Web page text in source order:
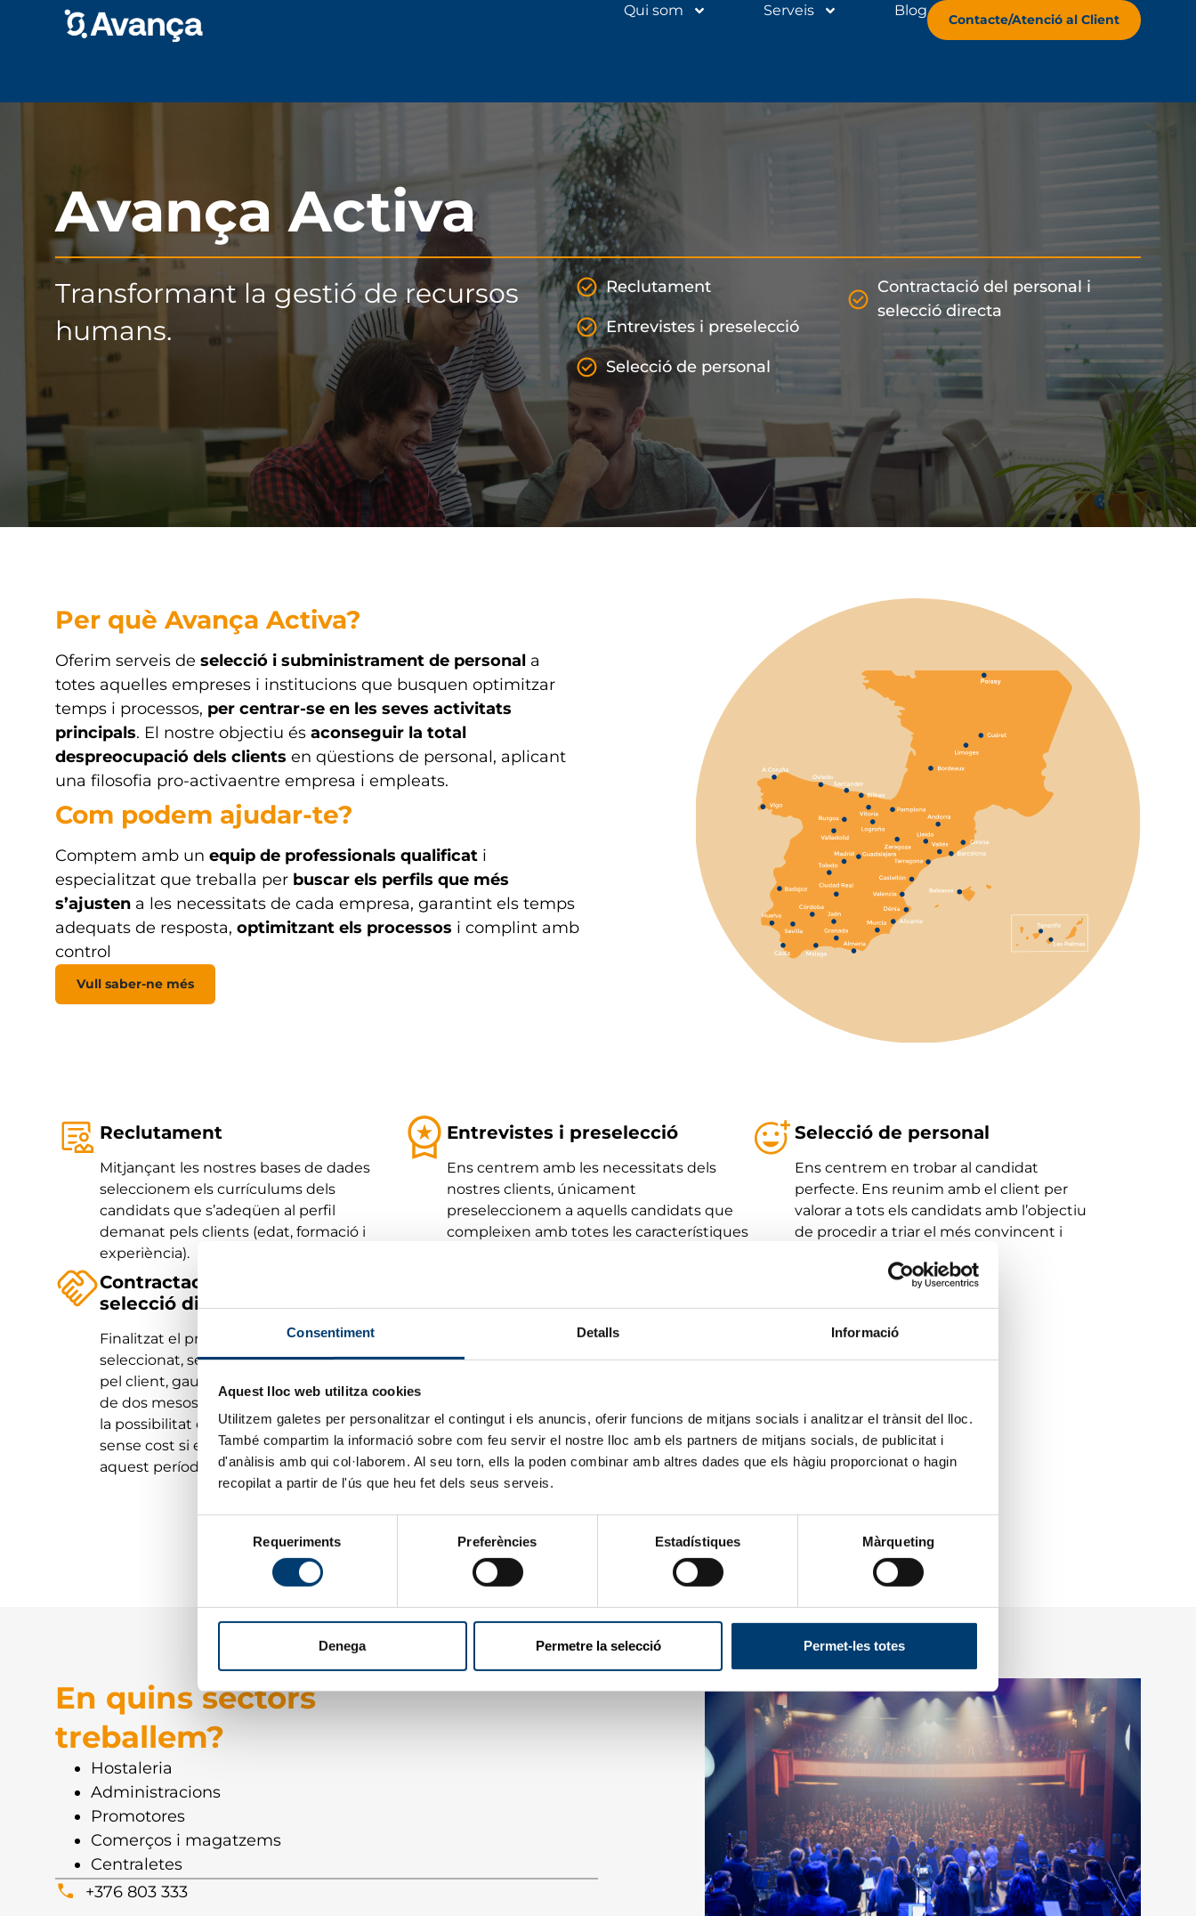
Consentiment Detalls Informació
Aquest lloc web utilitza cookies
Utilitzem galetes per personalitzar el contingut i els anuncis, oferir funcions de mitjans socials i analitzar el trànsit del lloc.
També compartim la informació sobre com feu servir el nostre lloc amb els partners de mitjans socials, de publicitat i
d'anàlisis amb qui col·laborem. Al seu torn, ells la poden combinar amb altres dades que els hàgiu proporcionat o hagin
recopilat a partir de l'ús que heu fet dels seus serveis.
consentiment
Requeriments Preferències Estadístiques Màrqueting
Denega Permetre la selecció Permet-les totes
Contacte/Atenció al Client
Qui som Serveis Blog
Avança Activa
Transformant la gestió de recursos
humans.
Reclutament
Entrevistes i preselecció
Selecció de personal
Contractació del personal i
selecció directa
Per què Avança Activa?
Oferim serveis de selecció i subministrament de personal a
totes aquelles empreses i institucions que busquen optimitzar
temps i processos, per centrar-se en les seves activitats
principals. El nostre objectiu és aconseguir la total
despreocupació dels clients en qüestions de personal, aplicant
una filosofia pro-activaentre empresa i empleats.
Com podem ajudar-te?
Comptem amb un equip de professionals qualificat i
especialitzat que treballa per buscar els perfils que més
s’ajusten a les necessitats de cada empresa, garantint els temps
adequats de resposta, optimitzant els processos i complint amb
control
Vull saber-ne més
Reclutament
Mitjançant les nostres bases de dades
seleccionem els currículums dels
candidats que s’adeqüen al perfil
demanat pels clients (edat, formació i
experiència).
Entrevistes i preselecció
Ens centrem amb les necessitats dels
nostres clients, únicament
preseleccionem a aquells candidats que
compleixen amb totes les característiques
Selecció de personal
Ens centrem en trobar al candidat
perfecte. Ens reunim amb el client per
valorar a tots els candidats amb l’objectiu
de procedir a triar el més convincent i
Contractació del personal i
selecció directa
Finalitzat el procés, el treballador
seleccionat, serà contractat directament
pel client, gaudint d’un període de prova
de dos mesos. Els nostres clients tindran
la possibilitat de tenir una nova selecció,
sense cost si el treballador no ha superat
aquest període.
treballadors seran contractats
directament per Avança Activa prestant
Saber-ne més
En quins sectors
treballem?
Hostaleria
Administracions
Promotores
Comerços i magatzems
Centraletes
+376 803 333